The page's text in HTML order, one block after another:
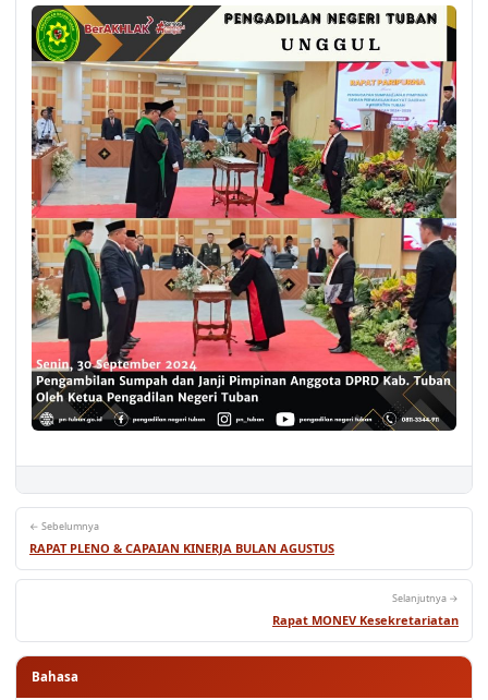
RAPAT PLENO & CAPAIAN KINERJA BULAN AGUSTUS
Selanjutnya →
Rapat MONEV Kesekretariatan
Bahasa